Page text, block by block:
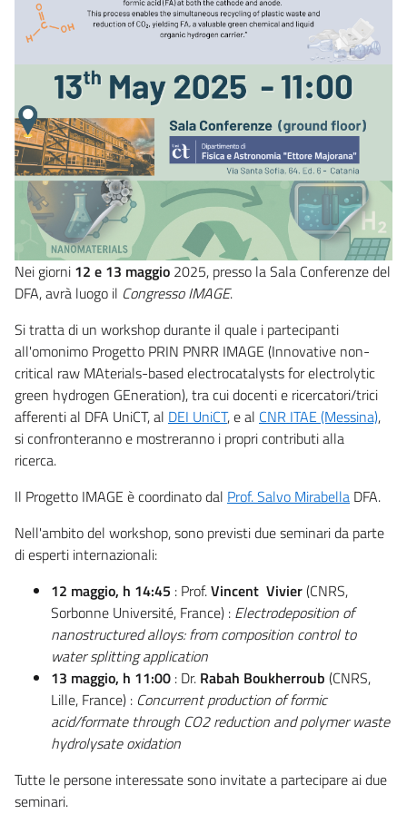
Nei giorni 12 e 13 maggio 2025, presso la Sala Conferenze del
DFA, avrà luogo il Congresso IMAGE.
Si tratta di un workshop durante il quale i partecipanti
all'omonimo Progetto PRIN PNRR IMAGE (Innovative non-
critical raw MAterials-based electrocatalysts for electrolytic
green hydrogen GEneration), tra cui docenti e ricercatori/trici
afferenti al DFA UniCT, al DEI UniCT, e al CNR ITAE (Messina),
si confronteranno e mostreranno i propri contributi alla
ricerca.
Il Progetto IMAGE è coordinato dal Prof. Salvo Mirabella DFA.
Nell'ambito del workshop, sono previsti due seminari da parte
di esperti internazionali:
12 maggio, h 14:45 : Prof.Vincent Vivier(CNRS,
Sorbonne Université, France) : Electrodeposition of
nanostructured alloys: from composition control to
water splitting application
13 maggio, h 11:00 : Dr. Rabah Boukherroub (CNRS,
Lille, France) : Concurrent production of formic
acid/formate through CO2 reduction and polymer waste
hydrolysate oxidation
Tutte le persone interessate sono invitate a partecipare ai due
seminari.